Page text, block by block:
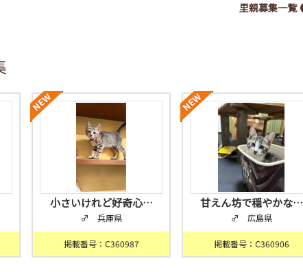
里親募集一覧
小さいけれど好奇心…
♂ 兵庫県
掲載番号：C360987
甘えん坊で穏やかな…
♂ 広島県
掲載番号：C360906